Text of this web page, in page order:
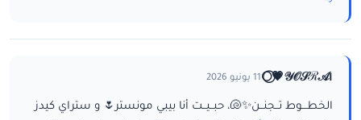
ا𝒴𝒪𝒮ℛ𝒜💗⃝🌕 11 يونيو 2026
الخطـــوط تــجنــن✨🐚، حبــيــت أنا بيبي مونستر🌷 و ستراي كيدز